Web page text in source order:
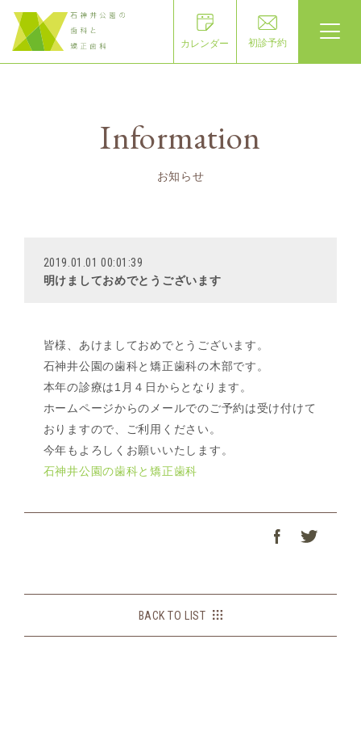
カレンダー 初診予約
Information
お知らせ
2019.01.01 00:01:39
明けましておめでとうございます
皆様、あけましておめでとうございます。
石神井公園の歯科と矯正歯科の木部です。
本年の診療は1月４日からとなります。
ホームページからのメールでのご予約は受け付けて
おりますので、ご利用ください。
今年もよろしくお願いいたします。
石神井公園の歯科と矯正歯科
BACK TO LIST